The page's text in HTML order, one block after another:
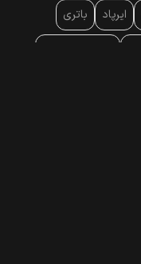
ایرپاد باتری